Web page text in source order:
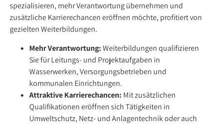
spezialisieren, mehr Verantwortung übernehmen und
zusätzliche Karrierechancen eröffnen möchte, profitiert von
gezielten Weiterbildungen.
Mehr Verantwortung:Weiterbildungen qualifizieren
Sie für Leitungs- und Projektaufgaben in
Wasserwerken, Versorgungsbetrieben und
kommunalen Einrichtungen.
Attraktive Karrierechancen: Mit zusätzlichen
Qualifikationen eröffnen sich Tätigkeiten in
Umweltschutz, Netz- und Anlagentechnik oder auch